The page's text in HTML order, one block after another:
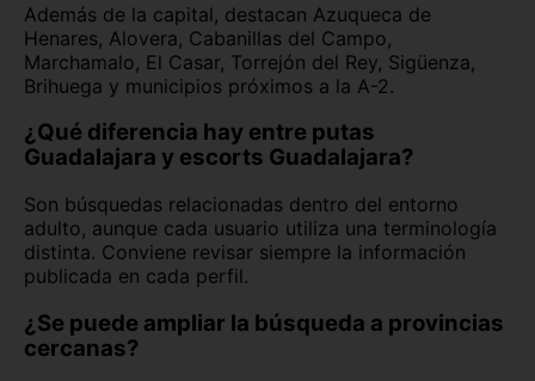
Además de la capital, destacan Azuqueca de
Henares, Alovera, Cabanillas del Campo,
Marchamalo, El Casar, Torrejón del Rey, Sigüenza,
Brihuega y municipios próximos a la A-2.
¿Qué diferencia hay entre putas
Guadalajara y escorts Guadalajara?
Son búsquedas relacionadas dentro del entorno
adulto, aunque cada usuario utiliza una terminología
distinta. Conviene revisar siempre la información
publicada en cada perfil.
¿Se puede ampliar la búsqueda a provincias
cercanas?